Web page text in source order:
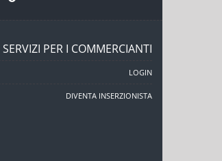
SERVIZI PER I COMMERCIANTI
LOGIN
DIVENTA INSERZIONISTA